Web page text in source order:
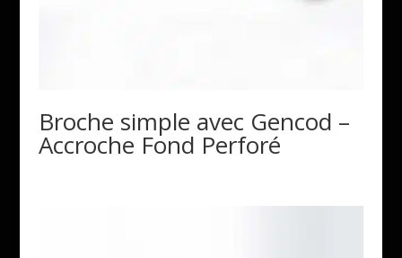
Broche simple avec Gencod –
Accroche Fond Perforé